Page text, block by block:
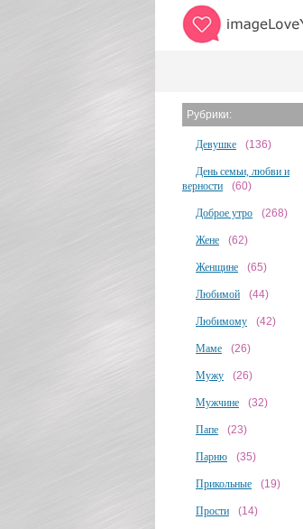
Рубрики:
Девушке (136)
День семьи, любви и
верности
(60)
Доброе утро (268)
Жене (62)
Женщине (65)
Любимой (44)
Любимому (42)
Маме (26)
Мужу (26)
Мужчине (32)
Папе (23)
Парню (35)
Прикольные (19)
Прости (14)